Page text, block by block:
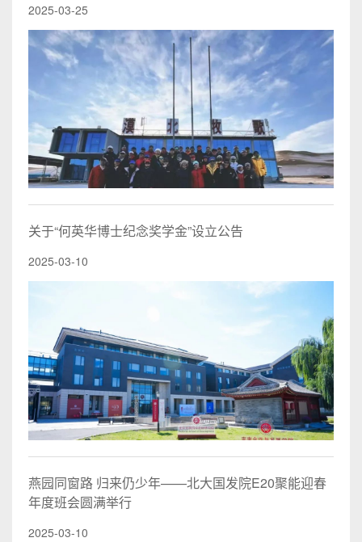
2025-03-25
关于“何英华博士纪念奖学金”设立公告
2025-03-10
燕园同窗路 归来仍少年——北大国发院E20聚能迎春
年度班会圆满举行
2025-03-10